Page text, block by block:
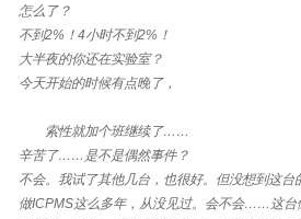
怎么了？
不到2%！4小时不到2%！
大半夜的你还在实验室？
今天开始的时候有点晚了，
索性就加个班继续了……
辛苦了……是不是偶然事件？
不会。我试了其他几台，也很好。但没想到这
做ICPMS这么多年，从没见过。会不会……这台